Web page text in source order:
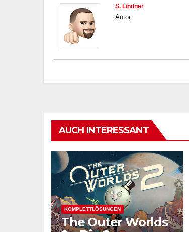
S. Lindner
Autor
AUCH INTERESSANT
KOMPLETTLÖSUNGEN
The Outer Worlds